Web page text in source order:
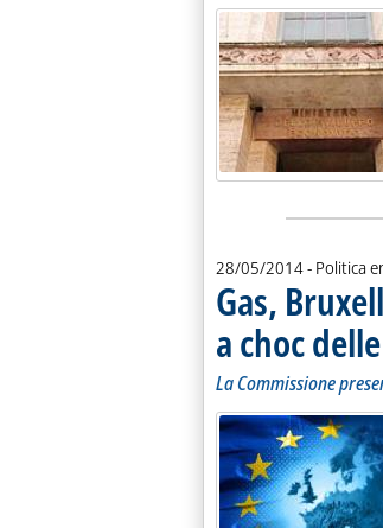
28/05/2014- Politica
Gas,
a choc
La Commissione